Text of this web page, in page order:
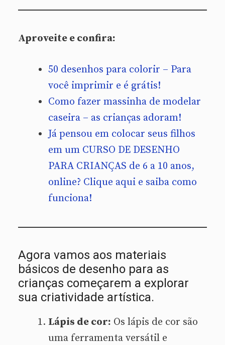
Aproveite e confira:
50 desenhos para colorir – Para
você imprimir e é grátis!
Como fazer massinha de modelar
caseira – as crianças adoram!
Já pensou em colocar seus filhos
em um CURSO DE DESENHO
PARA CRIANÇAS de 6 a 10 anos,
online? Clique aqui e saiba como
funciona!
Agora vamos aos materiais
básicos de desenho para as
crianças começarem a explorar
sua criatividade artística.
Lápis de cor: Os lápis de cor são
uma ferramenta versátil e